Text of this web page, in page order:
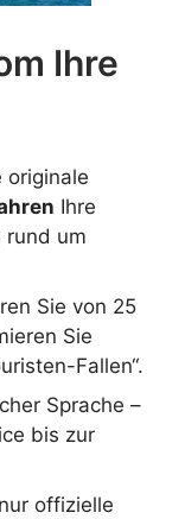
Ihre
originale
Ihre
rund um
Sie von 25
Sie
Fallen“.
Sprache –
bis zur
offizielle